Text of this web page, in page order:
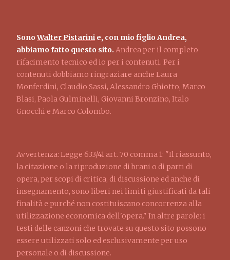
SonoWalter Pistarini e, con mio figlio Andrea,
abbiamo fatto questo sito. Andrea per il completo
rifacimento tecnico ed io per i contenuti. Per i
contenuti dobbiamo ringraziare anche Laura
Monferdini, Claudio Sassi, Alessandro Ghiotto, Marco
Blasi, Paola Gulminelli, Giovanni Bronzino, Italo
Gnocchi e Marco Colombo.
Avvertenza: Legge 633/41 art. 70 comma 1: "Il riassunto,
la citazione o la riproduzione di brani o di parti di
opera, per scopi di critica, di discussione ed anche di
insegnamento, sono liberi nei limiti giustificati da tali
finalità e purché non costituiscano concorrenza alla
utilizzazione economica dell'opera." In altre parole: i
testi delle canzoni che trovate su questo sito possono
essere utilizzati solo ed esclusivamente per uso
personale o di discussione.